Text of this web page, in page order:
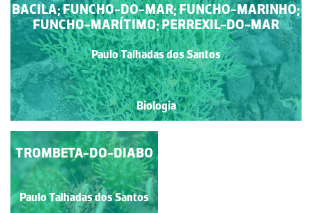
BACILA; FUNCHO-DO-MAR; FUNCHO-MARINHO;
FUNCHO-MARÍTIMO; PERREXIL-DO-MAR
Paulo Talhadas dos Santos
Biologia
COUVE-MARINHA
Paulo Talhadas dos Santos
TROMBETA-DO-DIABO
Paulo Talhadas dos Santos